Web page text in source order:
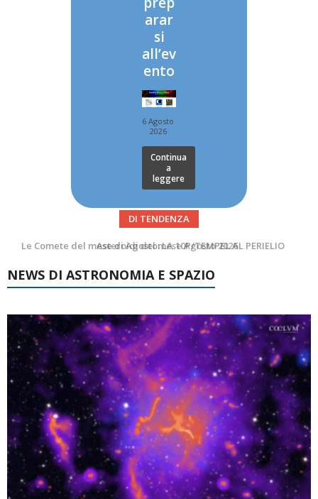
arar
si
all’ev
ento
6 Agosto
2026
Continua
a
leggere
DI TENDENZA
Asteroidi del mese Agosto 2026
NEWS DI ASTRONOMIA E SPAZIO